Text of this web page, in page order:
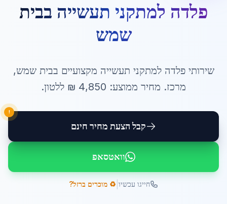
פלדה למתקני תעשייה בבית
שמש
שירותיפלדה למתקני תעשייה מקצועיים בבית שמש,
מרכז. מחיר ממוצע: 4,850 ₪ ללטון.
קבל הצעת מחיר חינם
!
וואטסאפ
חייגו עכשיו ♻️ מוכרים ברזל?